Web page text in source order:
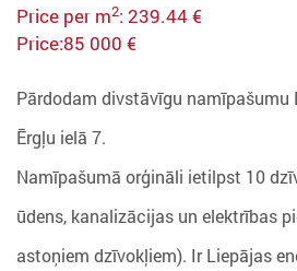
Price per m2: 239.44 €
Price:85 000 €
Pārdodam divstāvīgu namīpašumu
Ērgļu ielā 7.
Namīpašumā orģināli ietilpst 10
ūdens, kanalizācijas un elektrības
astoņiem dzīvokļiem). Ir Liepājas